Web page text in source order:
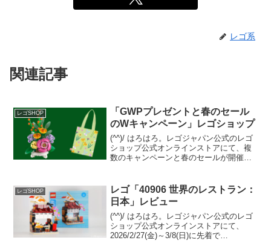
レゴ系
関連記事
レゴSHOP
「GWPプレゼントと春のセール
のWキャンペーン」レゴショップ
(^^)/ はろはろ。レゴジャパン公式のレゴ
ショップ公式オンラインストアにて、複
数のキャンペーンと春のセールが開催中
開催中。 両方の条件を満たせば、一気に
両方ゲット...
レゴSHOP
レゴ「40906 世界のレストラン：
日本」レビュー
(^^)/ はろはろ。レゴジャパン公式のレゴ
ショップ公式オンラインストアにて、
2026/2/27(金)～3/8(日)に先着で